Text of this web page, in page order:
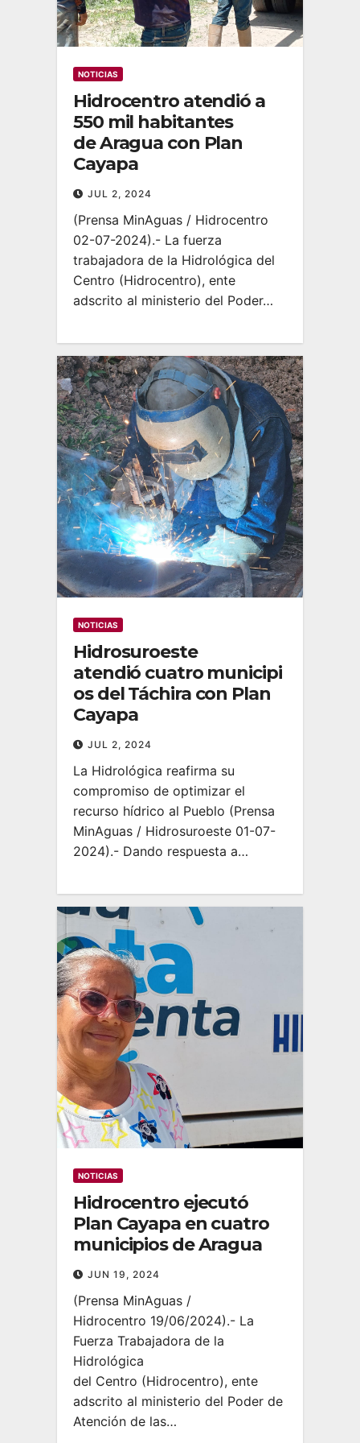
NOTICIAS
Hidrocentro atendió a
550 mil habitantes
de Aragua con Plan
Cayapa
JUL 2, 2024
(Prensa MinAguas / Hidrocentro
02-07-2024).- La fuerza
trabajadora de la Hidrológica del
Centro (Hidrocentro), ente
adscrito al ministerio del Poder…
NOTICIAS
Hidrosuroeste
atendió cuatro municipi
os del Táchira con Plan
Cayapa
JUL 2, 2024
La Hidrológica reafirma su
compromiso de optimizar el
recurso hídrico al Pueblo (Prensa
MinAguas / Hidrosuroeste 01-07-
2024).- Dando respuesta a…
NOTICIAS
Hidrocentro ejecutó
Plan Cayapa en cuatro
municipios de Aragua
JUN 19, 2024
(Prensa MinAguas /
Hidrocentro 19/06/2024).- La
Fuerza Trabajadora de la
Hidrológica
del Centro (Hidrocentro), ente
adscrito al ministerio del Poder de
Atención de las…